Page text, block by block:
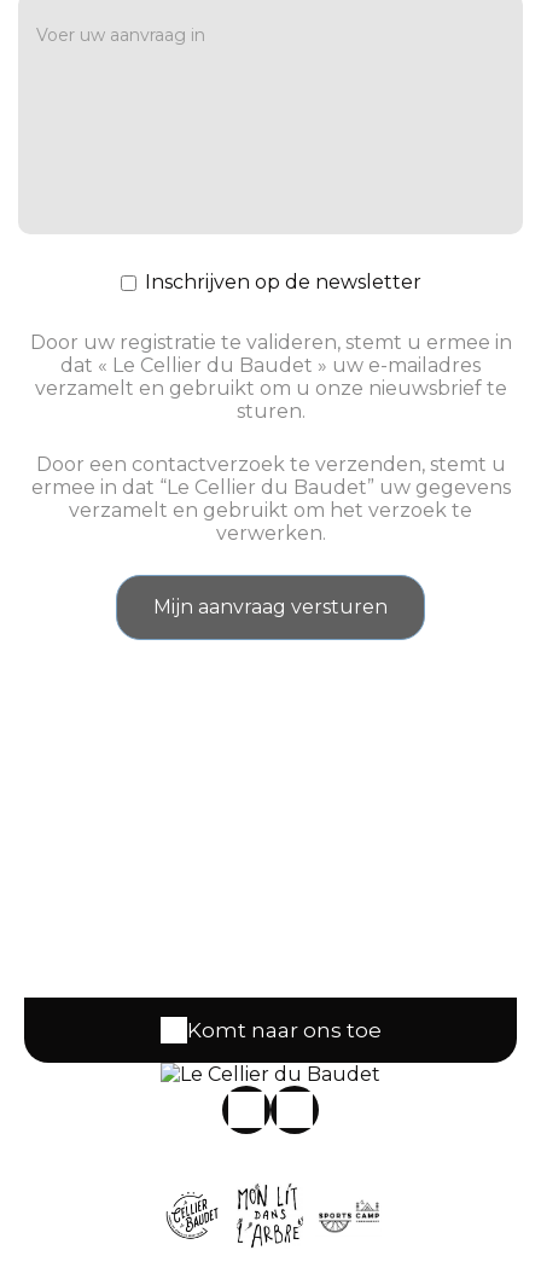
Inschrijven op de newsletter
Door uw registratie te valideren, stemt u ermee in
dat « Le Cellier du Baudet » uw e-mailadres
verzamelt en gebruikt om u onze nieuwsbrief te
sturen.
Door een contactverzoek te verzenden, stemt u
ermee in dat “Le Cellier du Baudet” uw gegevens
verzamelt en gebruikt om het verzoek te
verwerken.
Komt naar ons toe